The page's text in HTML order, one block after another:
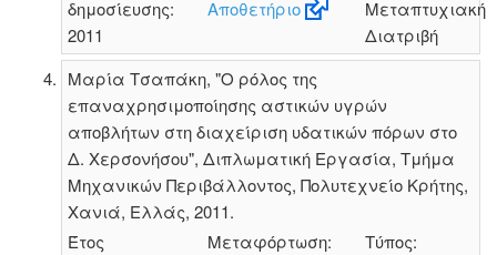
δημοσίευσης:
2011
Αποθετήριο
Μεταπτυχιακή
Διατριβή
Μαρία Τσαπάκη, "Ο ρόλος της
επαναχρησιμοποίησης αστικών υγρών
αποβλήτων στη διαχείριση υδατικών πόρων στο
Δ. Χερσονήσου", Διπλωματική Εργασία, Τμήμα
Μηχανικών Περιβάλλοντος, Πολυτεχνείο Κρήτης,
Χανιά, Ελλάς, 2011.
Έτος
Μεταφόρτωση:
Τύπος: